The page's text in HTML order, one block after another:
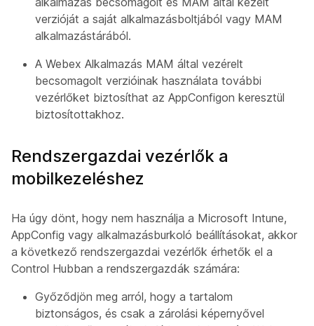
verzióját a saját alkalmazásboltjából vagy MAM
alkalmazástárából.
A Webex Alkalmazás MAM által vezérelt
becsomagolt verzióinak használata további
vezérlőket biztosíthat az AppConfigon keresztül
biztosítottakhoz.
Rendszergazdai vezérlők a
mobilkezeléshez
Ha úgy dönt, hogy nem használja a Microsoft Intune,
AppConfig vagy alkalmazásburkoló beállításokat, akkor
a következő rendszergazdai vezérlők érhetők el a
Control Hubban a rendszergazdák számára:
Győződjön meg arról, hogy a tartalom
biztonságos, és csak a zárolási képernyővel